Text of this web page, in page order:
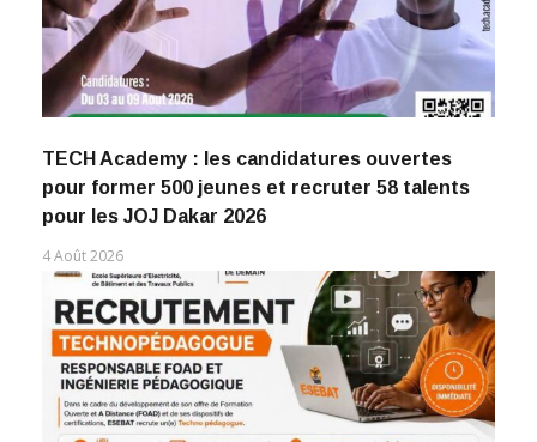
TECH Academy : les candidatures ouvertes
pour former 500 jeunes et recruter 58 talents
pour les JOJ Dakar 2026
4 Août 2026